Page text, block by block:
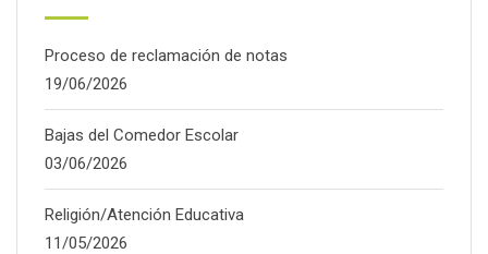
Proceso de reclamación de notas
19/06/2026
Bajas del Comedor Escolar
03/06/2026
Religión/Atención Educativa
11/05/2026